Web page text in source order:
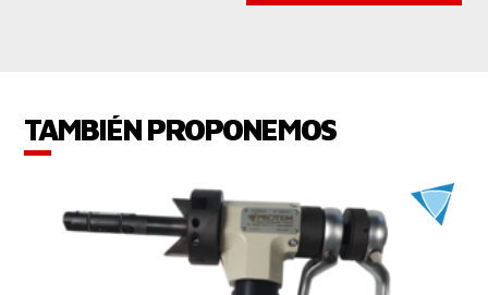
TAMBIÉN PROPONEMOS